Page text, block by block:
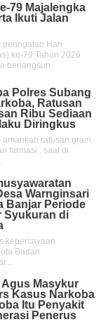
79 Majalengka
Ikuti Jalan
peringatan Hari
ke-79 Tahun 2026
berlangsun...
Polres Subang
Ratusan
Ribu Sediaan
Diringkus
ratusan gram
farmasi , saat di
Warnginsari
Banjar Periode
Syukuran di
kepercayaan
Badan
Masykur
Kasus Narkoba
Itu Penyakit
Penerus